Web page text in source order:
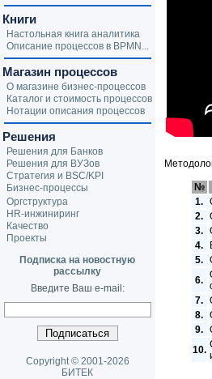
№
1.
2.
3.
4.
5.
6.
7.
8.
9.
10.
Книги
Настольная книга аналитика
Описание процессов в BPMN...
Магазин процессов
О магазине бизнес-процессов
Каталог и стоимость процессов
Нотации описания процессов
Решения
Решения для Банков
Решения для ВУЗов
Стратегия и BSC/KPI
Бизнес-процессы
Оргструктура
HR-инжиниринг
Качество
Проекты
Подписка на новостную
рассылку
Введите Ваш e-mail:
Copyright © 2001-2026
БИТЕК